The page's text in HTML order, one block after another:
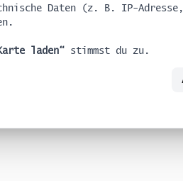
Daten (z. B. IP-
laden“stimmst du zu.